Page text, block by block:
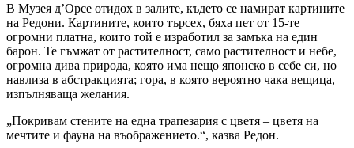
В Музея д’Орсе отидох в залите, където се намират картините
на Редони. Картините, които търсех, бяха пет от 15-те
огромни платна, които той е изработил за замъка на един
барон. Те гъмжат от растителност, само растителност и небе,
огромна дива природа, която има нещо японско в себе си, но
навлиза в абстракцията; гора, в която вероятно чака вещица,
изпълняваща желания.
„Покривам стените на една трапезария с цветя – цветя на
мечтите и фауна на въображението.“, казва Редон.